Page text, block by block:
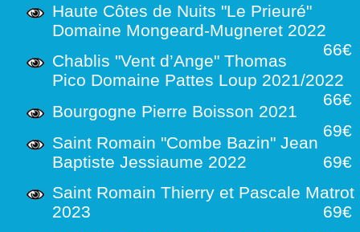
Haute Côtes de Nuits "Le Prieuré"
Domaine Mongeard-Mugneret 2022
66€
Chablis "Vent d’Ange" Thomas
Pico Domaine Pattes Loup 2021/2022
66€
Bourgogne Pierre Boisson 2021
69€
Saint Romain "Combe Bazin" Jean
Baptiste Jessiaume 2022
69€
Saint Romain Thierry et Pascale Matrot
2023
69€